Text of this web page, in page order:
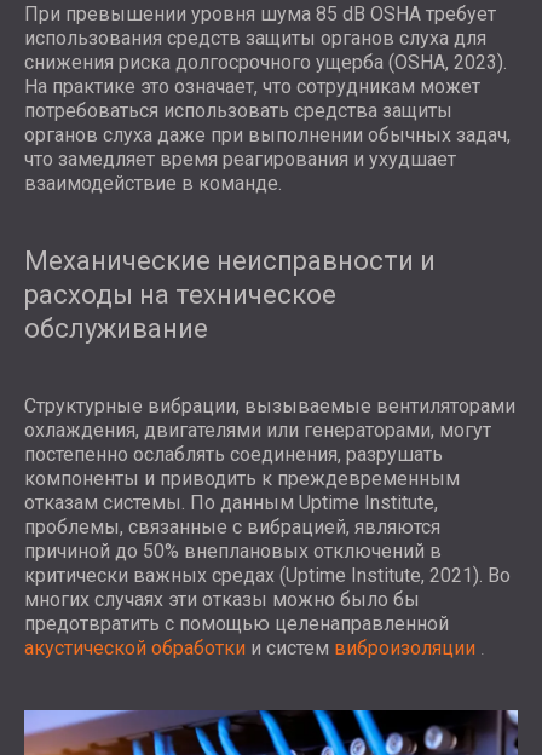
При превышении уровня шума 85 dB OSHA требует
использования средств защиты органов слуха для
снижения риска долгосрочного ущерба (OSHA, 2023).
На практике это означает, что сотрудникам может
потребоваться использовать средства защиты
органов слуха даже при выполнении обычных задач,
что замедляет время реагирования и ухудшает
взаимодействие в команде.
Механические неисправности и
расходы на техническое
обслуживание
Структурные вибрации, вызываемые вентиляторами
охлаждения, двигателями или генераторами, могут
постепенно ослаблять соединения, разрушать
компоненты и приводить к преждевременным
отказам системы. По данным Uptime Institute,
проблемы, связанные с вибрацией, являются
причиной до 50% внеплановых отключений в
критически важных средах (Uptime Institute, 2021). Во
многих случаях эти отказы можно было бы
предотвратить с помощью целенаправленной
акустической обработки и систем виброизоляции